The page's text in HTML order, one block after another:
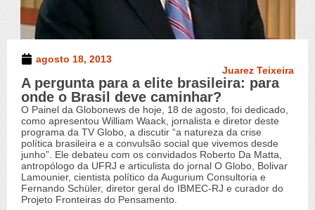
agosto 18, 2013
Juarez Teixeira
A pergunta para a elite brasileira: para
onde o Brasil deve caminhar?
O Painel da Globonews de hoje, 18 de agosto, foi dedicado,
como apresentou William Waack, jornalista e diretor deste
programa da TV Globo, a discutir “a natureza da crise
política brasileira e a convulsão social que vivemos desde
junho”. Ele debateu com os convidados Roberto Da Matta,
antropólogo da UFRJ e articulista do jornal O Globo, Bolivar
Lamounier, cientista político da Augurium Consultoria e
Fernando Schüler, diretor geral do IBMEC-RJ e curador do
Projeto Fronteiras do Pensamento.